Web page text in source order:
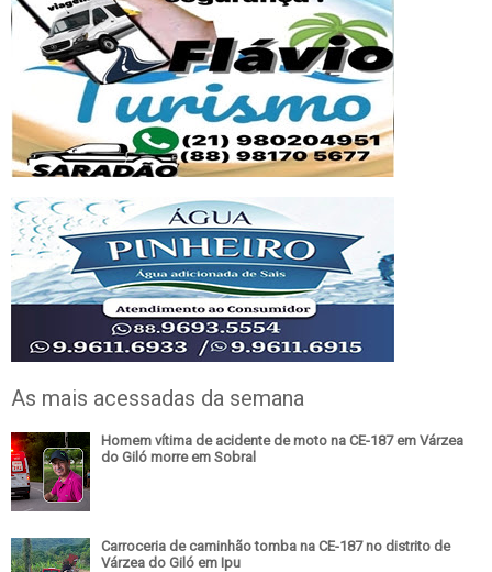
As mais acessadas da semana
Homem vítima de acidente de moto na CE-187 em Várzea
do Giló morre em Sobral
Carroceria de caminhão tomba na CE-187 no distrito de
Várzea do Giló em Ipu